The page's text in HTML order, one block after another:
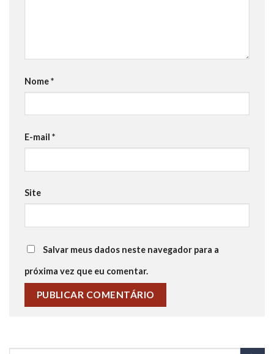
Nome*
E-mail *
Site
Salvar meus dados neste navegador para a
próxima vez que eu comentar.